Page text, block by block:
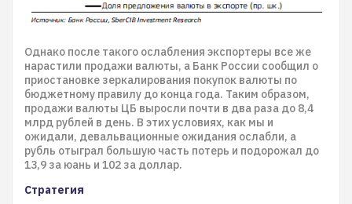
Однако после такого ослабления экспортеры все же
нарастили продажи валюты, а Банк России сообщил о
приостановке зеркалирования покупок валюты по
бюджетному правилу до конца года. Таким образом,
продажи валюты ЦБ выросли почти в два раза до 8,4
млрд рублей в день. В этих условиях, как мы и
ожидали, девальвационные ожидания ослабли, а
рубль отыграл большую часть потерь и подорожал до
13,9 за юань и 102 за доллар.
Стратегия